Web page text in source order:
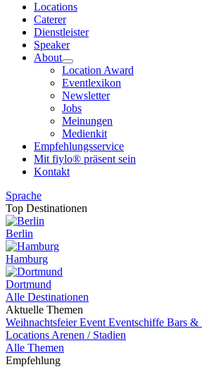
Locations
Caterer
Dienstleister
Speaker
About
Location Award
Eventlexikon
Newsletter
Jobs
Meinungen
Medienkit
Empfehlungsservice
Mit fiylo® präsent sein
Kontakt
Sprache
Top Destinationen
Berlin
Hamburg
Dortmund
Alle Destinationen
Aktuelle Themen
WeihnachtsfeierEvent Eventschiffe Bars &
Locations Arenen / Stadien
Alle Themen
Empfehlung